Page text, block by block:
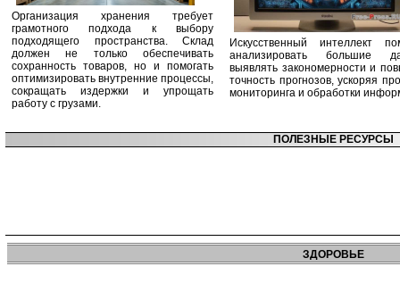
Организация хранения требует
грамотного подхода к выбору
подходящего пространства. Склад
должен не только обеспечивать
сохранность товаров, но и помогать
оптимизировать внутренние процессы,
сокращать издержки и упрощать
работу с грузами.
Искусственный интеллект
анализировать большие
выявлять закономерности и
точность прогнозов, ускоряя
мониторинга и обработки
ПОЛЕЗНЫЕ РЕСУРСЫ
ЗДОРОВЬЕ